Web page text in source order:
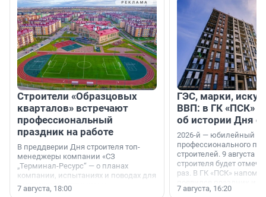
Строители «Образцовых
кварталов» встречают
профессиональный
праздник на работе
В преддверии Дня строителя топ-
менеджеры компании «СЗ
„Терминал-Ресурс“ — о планах
компании, испытаниях и поводах для
осторожного оптимизма.
7 августа, 18:00
ГЭС, марки,
ВВП: в ГК «ПСК»
об истории Дня
2026-й — юбилейный
профессионального
строителей. 9 августа
строителя будет
раз. В ГК «ПСК»
поменялась роль
7 августа, 16:20